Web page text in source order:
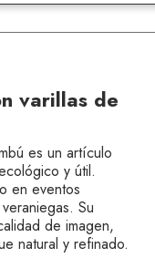
varillas de
es un artículo
y útil.
en eventos
Su
de imagen,
natural y refinado.